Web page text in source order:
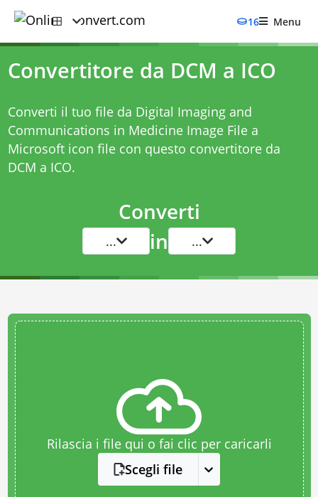
16 Menu
Convertitore da DCM a ICO
Converti il tuo file da Digital Imaging and
Communications in Medicine Image File a
Microsoft icon file con questo convertitore da
DCM a ICO.
Converti
... in ...
Rilascia i file qui o fai clic per caricarli
Scegli file